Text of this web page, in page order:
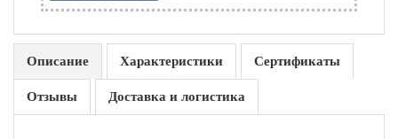
Описание Характеристики Сертификаты
Отзывы Доставка и логистика